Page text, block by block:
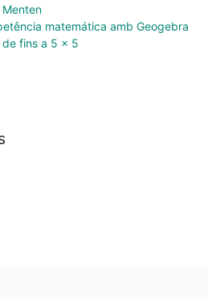
matemática amb Geogebra
de fins a 5 x 5